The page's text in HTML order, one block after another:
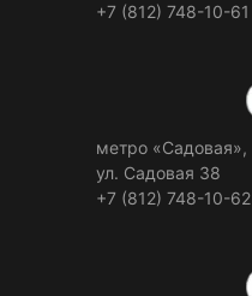
+7 (812) 748-10-61
метро «Садовая»,
ул. Садовая 38
+7 (812) 748-10-62